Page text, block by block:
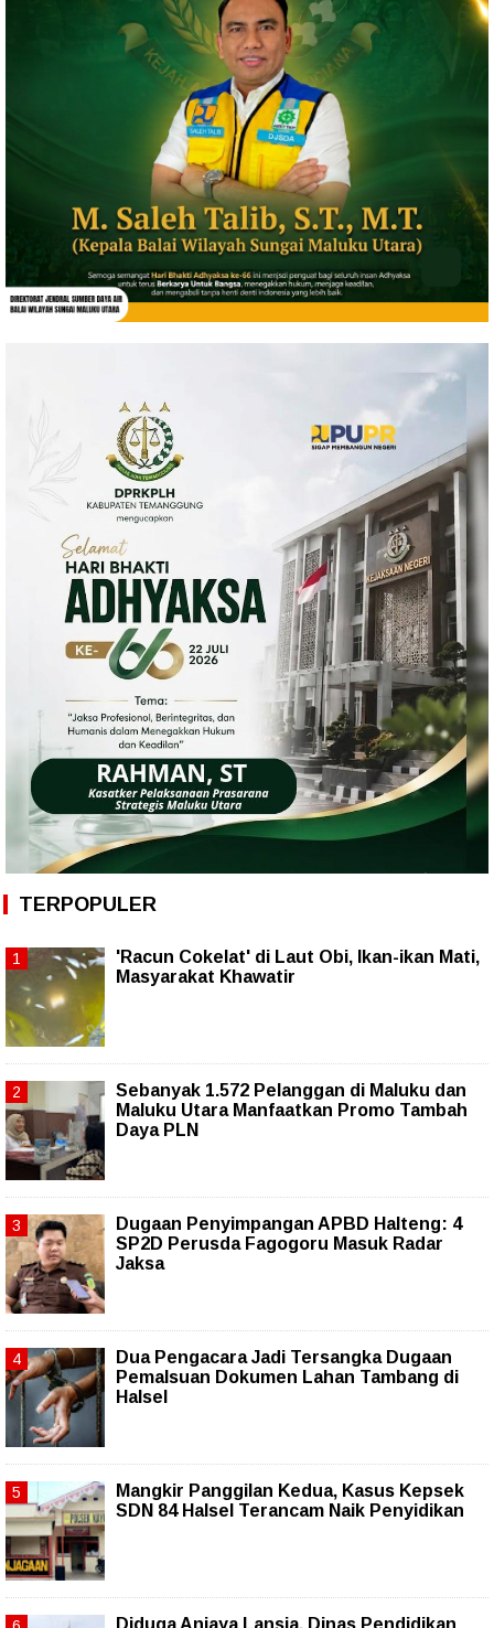
TERPOPULER
'Racun Cokelat' di Laut Obi, Ikan-ikan Mati,
Masyarakat Khawatir
Sebanyak 1.572 Pelanggan di Maluku dan
Maluku Utara Manfaatkan Promo Tambah
Daya PLN
Dugaan Penyimpangan APBD Halteng: 4
SP2D Perusda Fagogoru Masuk Radar
Jaksa
Dua Pengacara Jadi Tersangka Dugaan
Pemalsuan Dokumen Lahan Tambang di
Halsel
Mangkir Panggilan Kedua, Kasus Kepsek
SDN 84 Halsel Terancam Naik Penyidikan
Diduga Aniaya Lansia, Dinas Pendidikan